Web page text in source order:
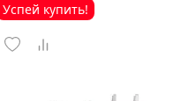
Успей купить!